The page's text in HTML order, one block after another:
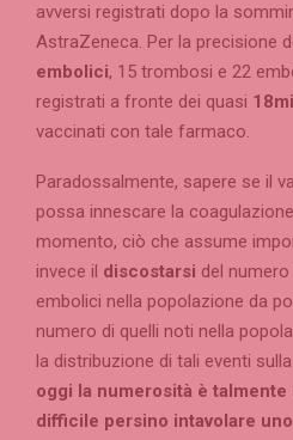
avversi registrati dopo la
AstraZeneca. Per la precisione
embolici, 15 trombosi e 22
registrati a fronte dei quasi
vaccinati con tale farmaco.
Paradossalmente, sapere se il
possa innescare la
momento, ciò che assume
invece il discostarsi del
embolici nella popolazione da
numero di quelli noti nella
la distribuzione di tali eventi
oggi la numerosità è
difficile persino intavolare